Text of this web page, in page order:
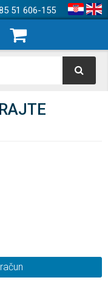
51 606-155